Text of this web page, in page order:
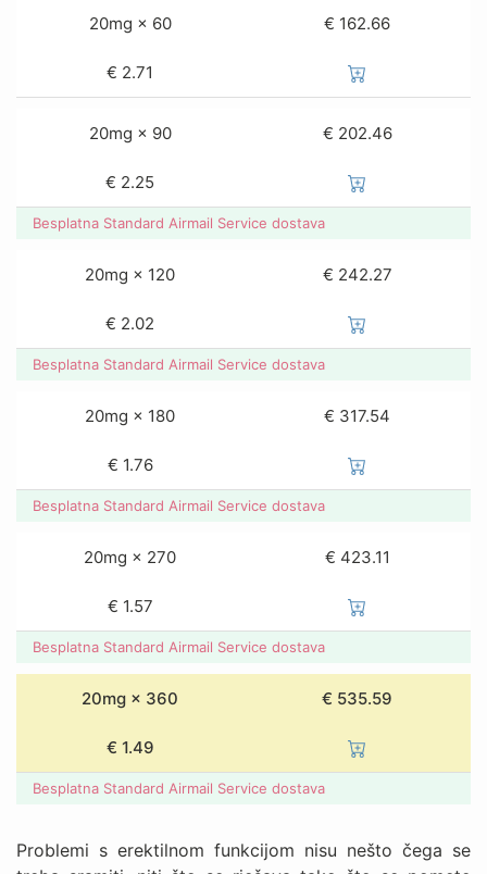
20mg × 60 € 162.66
€ 2.71
20mg × 90 € 202.46
€ 2.25
Besplatna Standard Airmail Service dostava
20mg × 120 € 242.27
€ 2.02
Besplatna Standard Airmail Service dostava
20mg × 180 € 317.54
€ 1.76
Besplatna Standard Airmail Service dostava
20mg × 270 € 423.11
€ 1.57
Besplatna Standard Airmail Service dostava
20mg × 360 € 535.59
€ 1.49
Besplatna Standard Airmail Service dostava
Problemi s erektilnom funkcijom nisu nešto čega se